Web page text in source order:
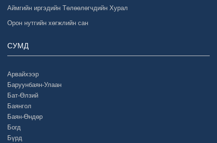
Аймгийн иргэдийн Төлөөлөгчдийн Хурал
Орон нутгийн хөгжлийн сан
СУМД
Арвайхээр
Баруунбаян-Улаан
Бат-Өлзий
Баянгол
Баян-Өндөр
Богд
Бүрд